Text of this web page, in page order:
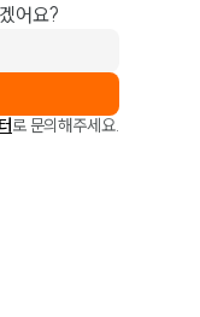
어요?
로 문의해주세요.